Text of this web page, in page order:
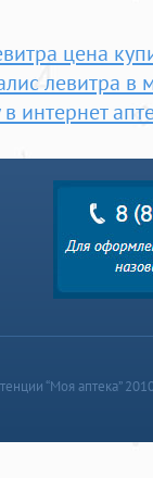
цена
левитра в
в интернет
“Моя аптека”